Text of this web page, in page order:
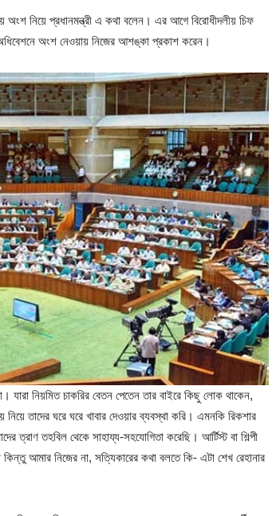
নিয়ে প্রধানমন্ত্রী এ কথা বলেন। এর আগে বিরোধীদলীয় চিফ
অধিবেশনে অংশ নেওয়ায় নিজের আশঙ্কা প্রকাশ করেন।
যারা নিয়মিত চাকরির বেতন পেতেন তার বাইরে কিছু লোক থাকেন,
তাদের ঘরে ঘরে খাবার দেওয়ার ব্যবস্থা করি। এমনকি রিকশার
ত্রাণ তহবিল থেকে সাহায্য-সহযোগিতা করেছি। আর্টিস্ট বা শিল্পী
কিন্তু আমার নিজের না, সত্যিকারের কথা বলতে কি- এটা শেখ রেহানার